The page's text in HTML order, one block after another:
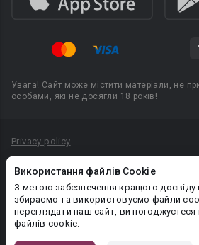
Використання файлів Cookie
З метою забезпечення кращого досвіду
збираємо та використовуємо файли
переглядати наш сайт, ви погоджуєтеся
файлів cookie.
Увага! Сайт може містити матеріали, не
особами, які не досягли 18 років!
Privacy policy
Політика конфіденційності
Правила публікації авторського
PR-вiддiл: pr@booknet.com